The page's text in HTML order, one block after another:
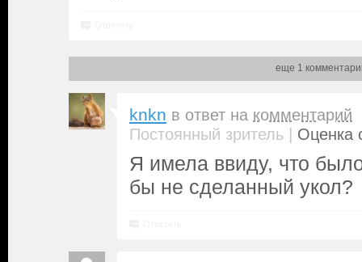
еще 1
knkn в ответ на комментарий
Постоянный зритель | Оценка
Я имела ввиду, что
бы не сделанный укол?